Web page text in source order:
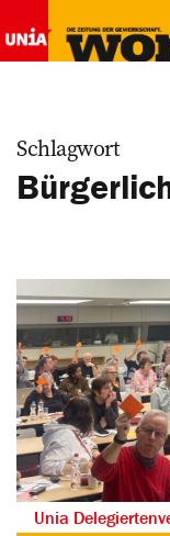
Schlagwort
Unia